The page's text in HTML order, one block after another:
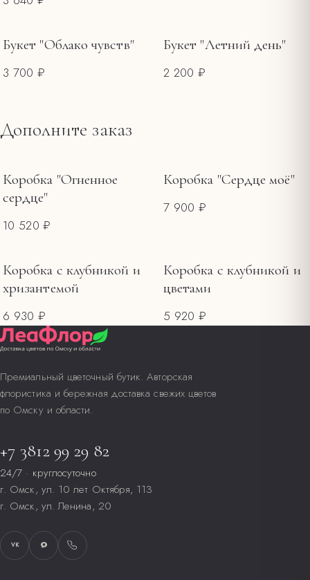
Букет "Облако чувств"
3 700 ₽
Букет "Летний день"
2 200 ₽
Дополните заказ
Коробка "Огненное
сердце"
10 520 ₽
Коробка "Сердце моё"
7 900 ₽
Коробка с клубникой и
хризантемой
6 930 ₽
Коробка с клубникой и
цветами
5 920 ₽
Премиальный цветочный бутик. Авторская
флористика и бережная доставка свежих цветов
по Омску и области.
+7 3812 99 29 82
24/7 · круглосуточно
г. Омск, ул. 10 лет Октября, 113
г. Омск, ул. Ленина, 20
VK